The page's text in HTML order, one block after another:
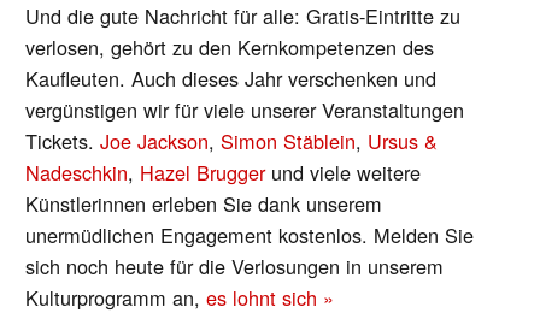
Und die gute Nachricht für alle: Gratis-Eintritte zu
verlosen, gehört zu den Kernkompetenzen des
Kaufleuten. Auch dieses Jahr verschenken und
vergünstigen wir für viele unserer Veranstaltungen
Tickets.Joe Jackson,Simon Stäblein, Ursus &
Nadeschkin, Hazel Bruggerund viele weitere
Künstlerinnen erleben Sie dank unserem
unermüdlichen Engagement kostenlos. Melden Sie
sich noch heute für die Verlosungen in unserem
Kulturprogramm an,es lohnt sich »